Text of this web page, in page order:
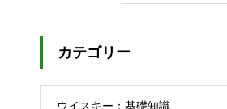
カテゴリー
ウイスキー：基礎知識